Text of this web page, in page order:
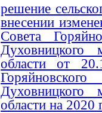
решение
внесении
Совета
Духовницкого
области от
Духовницкого
области на 2020